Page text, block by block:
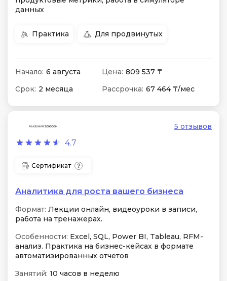
данных
Практика Для продвинутых
Начало: 6 августа Цена: 809 537 ₸
Срок: 2 месяца Рассрочка: 67 464 ₸/мес
4.7
5 отзывов
Сертификат
Аналитика для роста вашего бизнеса
Формат: Лекции онлайн, видеоуроки в записи,
работа на тренажерах.
Особенности: Excel, SQL, Power BI, Tableau, RFM-
анализ. Практика на бизнес-кейсах в формате
автоматизированных отчетов
Занятий: 10 часов в неделю